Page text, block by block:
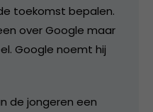
toekomst bepalen.
over Google maar
Google noemt hij
de jongeren een